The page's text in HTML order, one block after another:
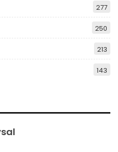
277
250
213
143